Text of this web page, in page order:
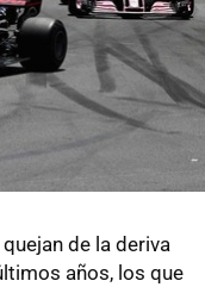
de la deriva
años, los que